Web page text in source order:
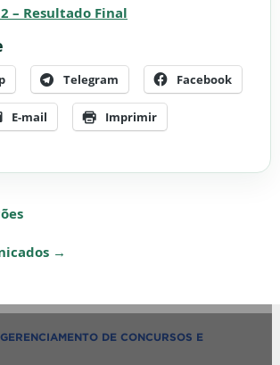
– Resultado Final
Telegram Facebook
E-mail Imprimir
→
DE CONCURSOS E